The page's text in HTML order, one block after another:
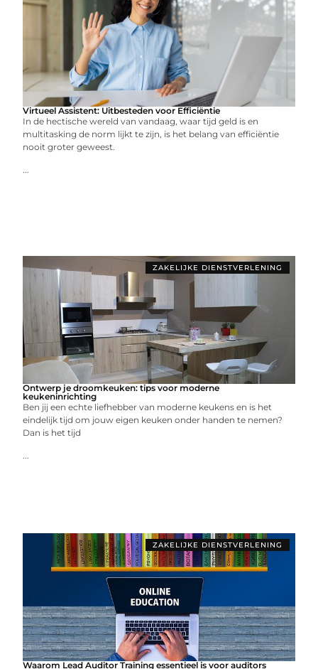
Virtueel Assistent: Uitbesteden voor Efficiëntie
In de hectische wereld van vandaag, waar tijd geld is en
multitasking de norm lijkt te zijn, is het belang van efficiëntie
nooit groter geweest.
...
ZAKELIJKE DIENSTVERLENING
Ontwerp je droomkeuken: tips voor moderne
keukeninrichting
Ben jij een echte liefhebber van moderne keukens en is het
eindelijk tijd om jouw eigen keuken onder handen te nemen?
Dan is het tijd
...
ZAKELIJKE DIENSTVERLENING
Waarom Lead Auditor Training essentieel is voor auditors